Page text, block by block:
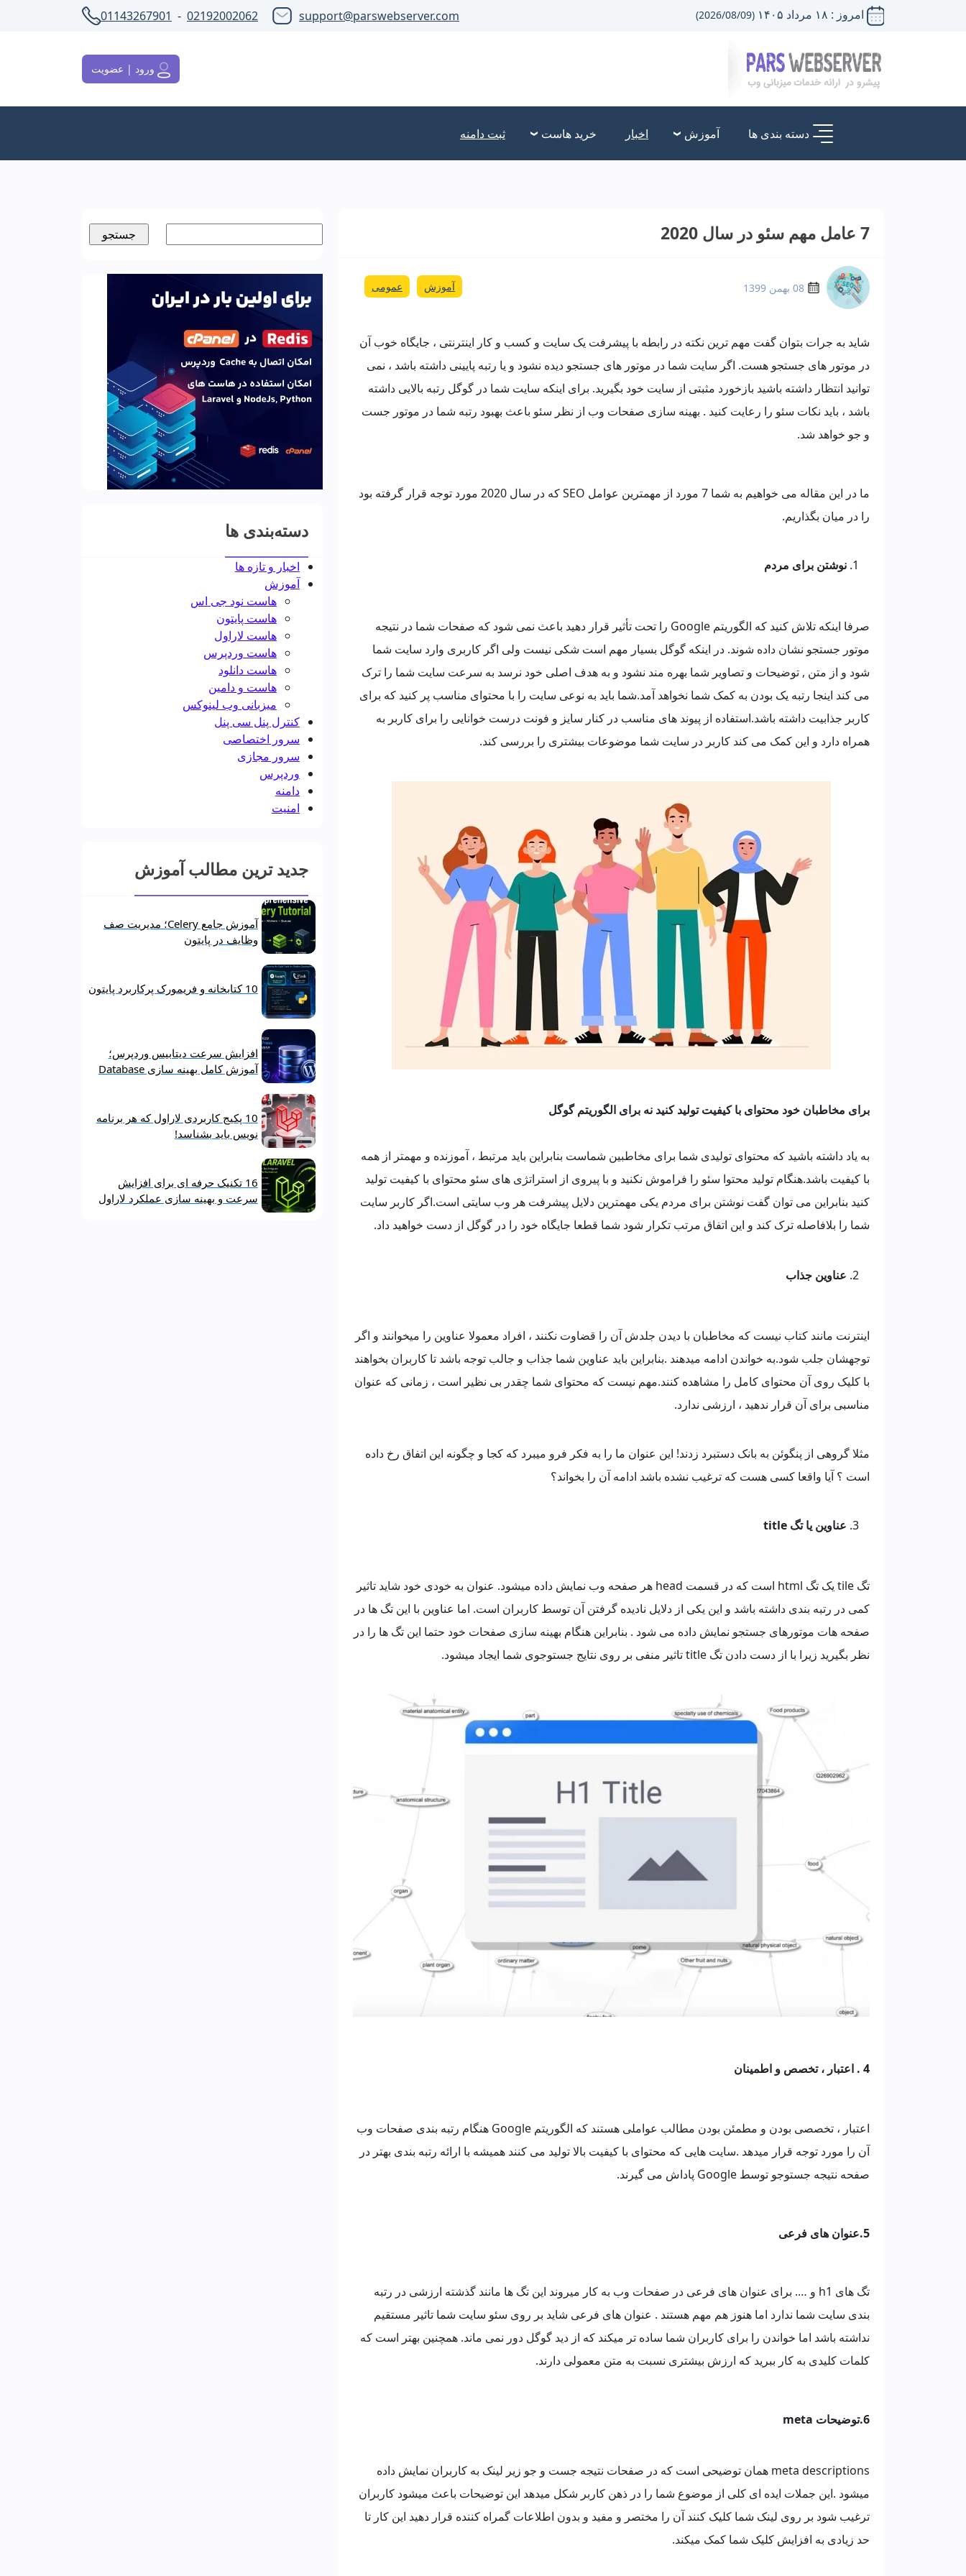
امروز : ۱۸ مرداد ۱۴۰۵ (2026/08/09)
support@parswebserver.com
02192002062
-
01143267901
ورود | عضویت
دسته بندی ها آموزش اخبار خرید هاست ثبت دامنه
7 عامل مهم سئو در سال 2020
08 بهمن 1399 آموزش عمومی
شاید به جرات بتوان گفت مهم ترین نکته در رابطه با پیشرفت یک سایت و کسب و کار اینترنتی ، جایگاه خوب آن
در موتور های جستجو هست. اگر سایت شما در موتور های جستجو دیده نشود و یا رتبه پایینی داشته باشد ، نمی
توانید انتظار داشته باشید بازخورد مثبتی از سایت خود بگیرید. برای اینکه سایت شما در گوگل رتبه بالایی داشته
باشد ، باید نکات سئو را رعایت کنید . بهینه سازی صفحات وب از نظر سئو باعث بهبود رتبه شما در موتور جست
و جو خواهد شد.
ما در این مقاله می خواهیم به شما 7 مورد از مهمترین عوامل SEO که در سال 2020 مورد توجه قرار گرفته بود
را در میان بگذاریم.
نوشتن برای مردم
صرفا اینکه تلاش کنید که الگوریتم Google را تحت تأثیر قرار دهید باعث نمی شود که صفحات شما در نتیجه
موتور جستجو نشان داده شوند. در اینکه گوگل بسیار مهم است شکی نیست ولی اگر کاربری وارد سایت شما
شود و از متن , توضیحات و تصاویر شما بهره مند نشود و به هدف اصلی خود نرسد به سرعت سایت شما را ترک
می کند اینجا رتبه یک بودن به کمک شما نخواهد آمد.شما باید به نوعی سایت را با محتوای مناسب پر کنید که برای
کاربر جذابیت داشته باشد.استفاده از پیوند های مناسب در کنار سایز و فونت درست خوانایی را برای کاربر به
همراه دارد و این کمک می کند کاربر در سایت شما موضوعات بیشتری را بررسی کند.
برای مخاطبان خود محتوای با کیفیت تولید کنید نه برای الگوریتم گوگل
به یاد داشته باشید که محتوای تولیدی شما برای مخاطبین شماست بنابراین باید مرتبط ، آموزنده و مهمتر از همه
با کیفیت باشد.هنگام تولید محتوا سئو را فراموش نکنید و با پیروی از استراتژی های سئو محتوای با کیفیت تولید
کنید بنابراین می توان گفت نوشتن برای مردم یکی مهمترین دلایل پیشرفت هر وب سایتی است.اگر کاربر سایت
شما را بلافاصله ترک کند و این اتفاق مرتب تکرار شود شما قطعا جایگاه خود را در گوگل از دست خواهید داد.
عناوین جذاب
اینترنت مانند کتاب نیست که مخاطبان با دیدن جلدش آن را قضاوت نکنند ، افراد معمولا عناوین را میخوانند و اگر
توجهشان جلب شود.به خواندن ادامه میدهند .بنابراین باید عناوین شما جذاب و جالب توجه باشد تا کاربران بخواهند
با کلیک روی آن محتوای کامل را مشاهده کنند.مهم نیست که محتوای شما چقدر بی نظیر است ، زمانی که عنوان
مناسبی برای آن قرار ندهید ، ارزشی ندارد.
مثلا گروهی از پنگوئن به بانک دستبرد زدند! این عنوان ما را به فکر فرو میبرد که کجا و چگونه این اتفاق رخ داده
است ؟ آیا واقعا کسی هست که ترغیب نشده باشد ادامه آن را بخواند؟
عناوین یا تگ title
تگ tile یک تگ html است که در قسمت head هر صفحه وب نمایش داده میشود. عنوان به خودی خود شاید تاثیر
کمی در رتبه بندی داشته باشد و این یکی از دلایل نادیده گرفتن آن توسط کاربران است. اما عناوین با این تگ ها در
صفحه هات موتورهای جستجو نمایش داده می شود . بنابراین هنگام بهینه سازی صفحات خود حتما این تگ ها را در
نظر بگیرید زیرا با از دست دادن تگ title تاثیر منفی بر روی نتایج جستوجوی شما ایجاد میشود.
4 . اعتبار ، تخصص و اطمینان
اعتبار ، تخصصی بودن و مطمئن بودن مطالب عواملی هستند که الگوریتم Google هنگام رتبه بندی صفحات وب
آن را مورد توجه قرار میدهد .سایت هایی که محتوای با کیفیت بالا تولید می کنند همیشه با ارائه رتبه بندی بهتر در
صفحه نتیجه جستوجو توسط Google پاداش می گیرند.
5.عنوان های فرعی
تگ های h1 و …. برای عنوان های فرعی در صفحات وب به کار میروند این تگ ها مانند گذشته ارزشی در رتبه
بندی سایت شما ندارد اما هنوز هم مهم هستند . عنوان های فرعی شاید بر روی سئو سایت شما تاثیر مستقیم
نداشته باشد اما خواندن را برای کاربران شما ساده تر میکند که از دید گوگل دور نمی ماند. همچنین بهتر است که
کلمات کلیدی به کار ببرید که ارزش بیشتری نسبت به متن معمولی دارند.
6.توضیحات meta
meta descriptions همان توضیحی است که در صفحات نتیجه جست و جو زیر لینک به کاربران نمایش داده
میشود .این جملات ایده ای کلی از موضوع شما را در ذهن کاربر شکل میدهد این توضیحات باعث میشود کاربران
ترغیب شود بر روی لینک شما کلیک کنند آن را مختصر و مفید و بدون اطلاعات گمراه کننده قرار دهید این کار تا
حد زیادی به افزایش کلیک شما کمک میکند.
دسته‌بندی ها
اخبار و تازه ها
آموزش
هاست نود جی اس
هاست پایتون
هاست لاراول
هاست وردپرس
هاست دانلود
هاست و دامین
میزبانی وب لینوکس
کنترل پنل سی پنل
سرور اختصاصی
سرور مجازی
وردپرس
دامنه
امنیت
جدید ترین مطالب آموزش
آموزش جامع Celery؛ مدیریت صف
وظایف در پایتون
10 کتابخانه و فریمورک پرکاربرد پایتون
افزایش سرعت دیتابیس وردپرس؛
آموزش کامل بهینه‌ سازی Database
10 پکیج کاربردی لاراول که هر برنامه‌
نویس باید بشناسد!
16 تکنیک حرفه‌ ای برای افزایش
سرعت و بهینه‌ سازی عملکرد لاراول